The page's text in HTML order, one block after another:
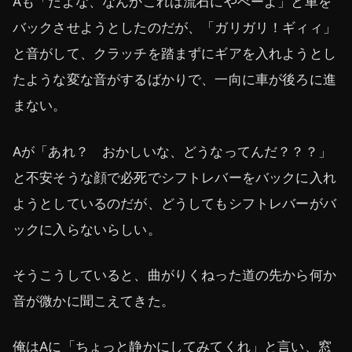
バックさせようとしたのだが、「ガリガリ！ギィィ」
と音がして、クラッチを踏まずにギアを入れようとし
たような変な音がするばかりで、一向に車が後ろに進
まない。
Aが「あれ？ おかしいな、どうなってんだ？？？」
と不安そうな顔で必死でシフトレバーをバックに入れ
ようとしているのだが、どうしてもシフトレバーがバ
ックに入らないらしい。
そうこうしていると、曲がりくねった道の先から何か
音が微かに聞こえてきた。
俺はAに「ちょっと静かにしてみてくれ」と言い、窓